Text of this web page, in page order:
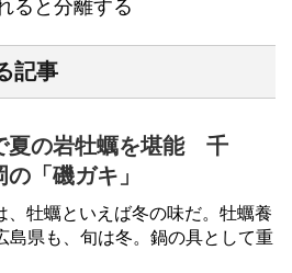
ると分離する
記事
夏の岩牡蠣を堪能 千
「磯ガキ」
、牡蠣といえば冬の味だ。牡蠣養
島県も、旬は冬。鍋の具として重